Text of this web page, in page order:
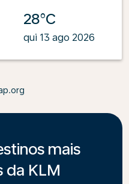
28°C
qui 13 ago 2026
mais
da KLM